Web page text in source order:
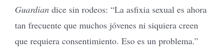
Guardian dice sin rodeos: “La asfixia sexual es ahora
tan frecuente que muchos jóvenes ni siquiera creen
que requiera consentimiento. Eso es un problema.”